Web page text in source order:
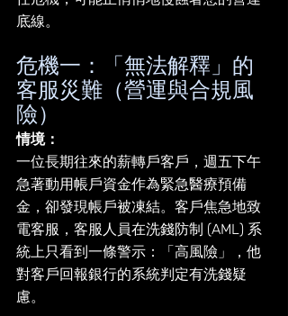
底線。
危機一：「無法解釋」的
客服災難（營運與合規風
險）
情境：
一位長期往來的薪轉戶客戶，週五下午
急著動用帳戶資金作為緊急醫療預備
金，卻發現帳戶被凍結。客戶焦急地致
電客服，客服人員在洗錢防制 (AML) 系
統上只看到一條警示：「高風險」，他
對客戶回報銀行的系統判定有洗錢疑
慮。